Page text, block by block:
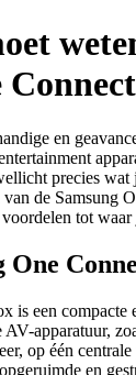
en
precies
de Samsung
tot
One
is een compacte
apparatuur,
op één
en